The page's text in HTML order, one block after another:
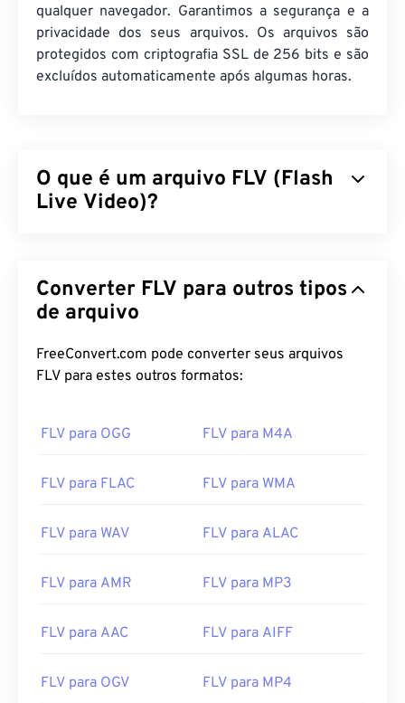
qualquer navegador. Garantimos a segurança e a
privacidade dos seus arquivos. Os arquivos são
protegidos com criptografia SSL de 256 bits e são
excluídos automaticamente após algumas horas.
O que é um arquivo FLV (Flash
Live Video)?
que oferece conteúdo multimídia de alta qualidade
e bem sincronizado, principalmente pela internet.
utilizacodecspara compactar o tamanho do
arquivo. O FLV utiliza o padrão aberto
vantagem de flexibilidade e independência.
Como abrir um arquivo FLV?
Animate Creative Cloud
(Animate CC) eFlash
FLV não suporta capítulos ou legendas, mas
Como o FLV é baseado em um padrão aberto, ele
sejam da Adobe. Outros programas que permitem
Converter FLV para outros tipos
de arquivo
FreeConvert.com pode converter seus arquivos
FLV para estes outros formatos:
FLV para OGG FLV para M4A
FLV para FLAC FLV para WMA
FLV para WAV FLV para ALAC
FLV para AMR FLV para MP3
FLV para AAC FLV para AIFF
FLV para OGV FLV para MP4